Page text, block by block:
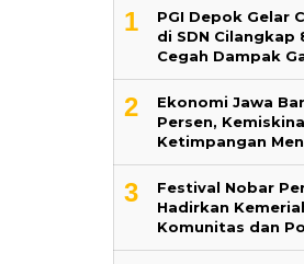
1
PGI Depok Gelar
di SDN Cilangkap
Cegah Dampak
2
Ekonomi Jawa
Persen,
Ketimpangan
3
Festival Nobar
Hadirkan
Komunitas dan